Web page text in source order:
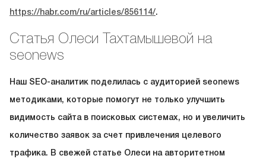
https://habr.com/ru/articles/856114/.
Статья Олеси Тахтамышевой на
seonews
Наш SEO-аналитик поделилась с аудиторией seonews
методиками, которые помогут не только улучшить
видимость сайта в поисковых системах, но и увеличить
количество заявок за счет привлечения целевого
трафика. В свежей статье Олеси на авторитетном